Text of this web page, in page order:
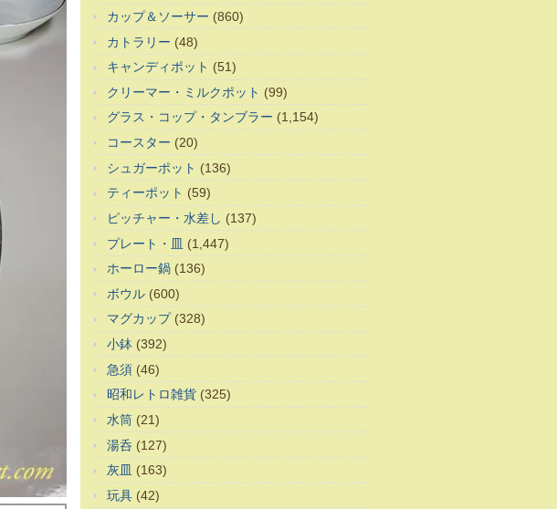
カップ＆ソーサー (860)
カトラリー (48)
キャンディポット (51)
クリーマー・ミルクポット (99)
グラス・コップ・タンブラー (1,154)
コースター (20)
シュガーポット (136)
ティーポット (59)
ピッチャー・水差し (137)
プレート・皿 (1,447)
ホーロー鍋 (136)
ボウル (600)
マグカップ(328)
小鉢 (392)
急須 (46)
昭和レトロ雑貨 (325)
水筒 (21)
湯呑 (127)
灰皿 (163)
玩具 (42)